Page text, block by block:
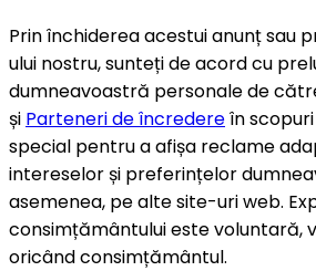
Prin închiderea acestui anunț sau
ului nostru, sunteți de acord cu
dumneavoastră personale de
și Parteneri de încredereîn
special pentru a afișa reclame
intereselor și preferințelor
asemenea, pe alte site-uri web.
consimțământului este voluntară,
oricând consimțământul.